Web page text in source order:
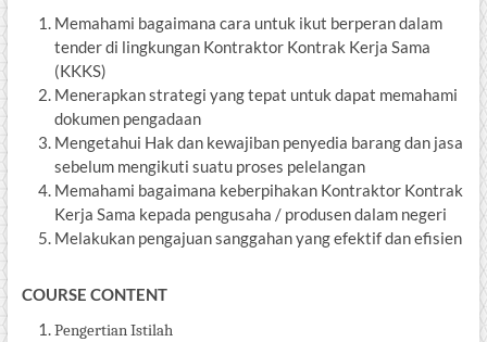
Memahami bagaimana cara untuk ikut berperan dalam
tender di lingkungan Kontraktor Kontrak Kerja Sama
(KKKS)
Menerapkan strategi yang tepat untuk dapat memahami
dokumen pengadaan
Mengetahui Hak dan kewajiban penyedia barang dan jasa
sebelum mengikuti suatu proses pelelangan
Memahami bagaimana keberpihakan Kontraktor Kontrak
Kerja Sama kepada pengusaha / produsen dalam negeri
Melakukan pengajuan sanggahan yang efektif dan efisien
COURSE CONTENT
Pengertian Istilah